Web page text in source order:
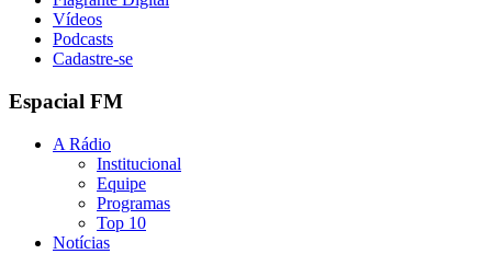
Vídeos
Podcasts
Cadastre-se
Espacial FM
A Rádio
Institucional
Equipe
Programas
Top 10
Notícias